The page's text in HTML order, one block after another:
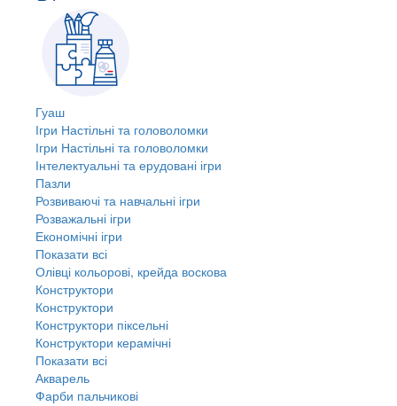
Гуаш
Ігри Настільні та головоломки
Ігри Настільні та головоломки
Інтелектуальні та ерудовані ігри
Пазли
Розвиваючі та навчальні ігри
Розважальні ігри
Економічні ігри
Показати всі
Олівці кольорові, крейда воскова
Конструктори
Конструктори
Конструктори піксельні
Конструктори керамічні
Показати всі
Акварель
Фарби пальчикові